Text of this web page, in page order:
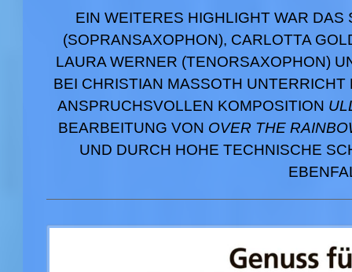
EIN WEITERES HIGHLIGHT WAR
(SOPRANSAXOPHON), CARLOTTA
LAURA WERNER (TENORSAXOPHON)
BEI CHRISTIAN MASSOTH
ANSPRUCHSVOLLEN KOMPOSITION
BEARBEITUNG VON OVER THE
UND DURCH HOHE TECHNISCHE